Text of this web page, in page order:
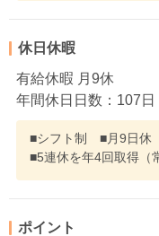
休日休暇
有給休暇 月9休
年間休日日数：107
■シフト制 ■月9日休
■5連休を年4回取得（
ポイント